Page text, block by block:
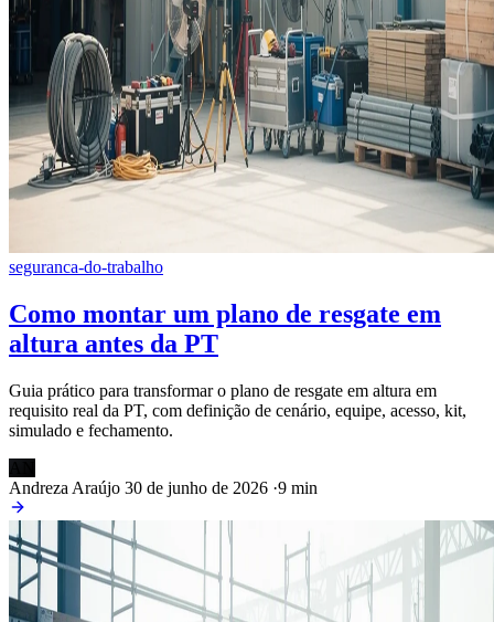
seguranca-do-trabalho
Como montar um plano de resgate em
altura antes da PT
Guia prático para transformar o plano de resgate em altura em
requisito real da PT, com definição de cenário, equipe, acesso, kit,
simulado e fechamento.
Andreza Araújo 30 de junho de 2026 ·9 min